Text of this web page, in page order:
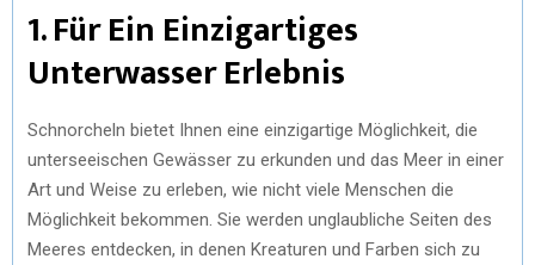
1. Für Ein Einzigartiges
Unterwasser Erlebnis
Schnorcheln bietet Ihnen eine einzigartige Möglichkeit, die
unterseeischen Gewässer zu erkunden und das Meer in einer
Art und Weise zu erleben, wie nicht viele Menschen die
Möglichkeit bekommen. Sie werden unglaubliche Seiten des
Meeres entdecken, in denen Kreaturen und Farben sich zu